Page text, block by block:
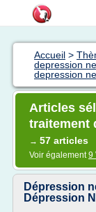
Accueil >
depression
depression
Articles
traitement
→ 57 articles
Voir également9
Dépression
Dépression